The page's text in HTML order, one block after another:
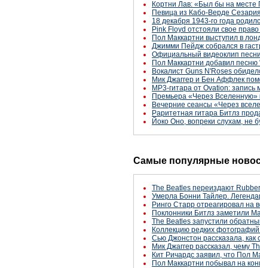
Кортни Лав: «Был бы на месте
Певица из Кабо-Верде
18 декабря 1943-го года
Pink Floyd отстояли свое
Пол Маккартни выступил в
Джимми Пейдж собрался в
Официальный видеоклип
Пол Маккартни добавил песню
Вокалист Guns N'Roses
Мик Джаггер и Бен Аффлек
MP3-гитара от Ovation:
Премьера «Через Вселенную»
Вечерние сеансы «Через
Раритетная гитара Битлз
Йоко Оно, вопреки слухам, не
Самые популярные
The Beatles переиздают
Умерла Бонни Тайлер.
Ринго Старр отреагировал на
Поклонники Битлз заметили
The Beatles запустили
Коллекцию редких
Сью Джонстон рассказала,
Мик Джаггер рассказал, чему
Кит Ричардс заявил, что Пол
Пол Маккартни побывал на